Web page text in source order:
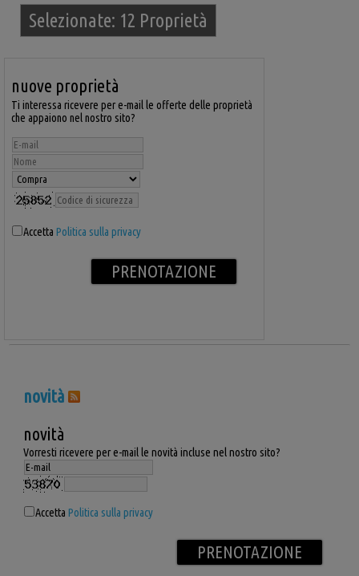
Selezionate: 12 Proprietà
nuove proprietà
Ti interessa ricevere per e-mail le offerte delle proprietà
che appaiono nel nostro sito?
Accetta Politica sulla privacy
novità
novità
Vorresti ricevere per e-mail le novità incluse nel nostro sito?
AccettaPolitica sulla privacy